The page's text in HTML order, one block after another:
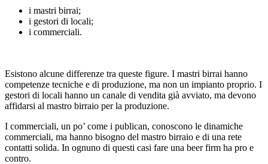
i mastri birrai;
i gestori di locali;
i commerciali.
Esistono alcune differenze tra queste figure. I mastri birrai hanno
competenze tecniche e di produzione, ma non un impianto proprio. I
gestori di locali hanno un canale di vendita già avviato, ma devono
affidarsi al mastro birraio per la produzione.
I commerciali, un po’ come i publican, conoscono le dinamiche
commerciali, ma hanno bisogno del mastro birraio e di una rete
contatti solida. In ognuno di questi casi fare una beer firm ha pro e
contro.